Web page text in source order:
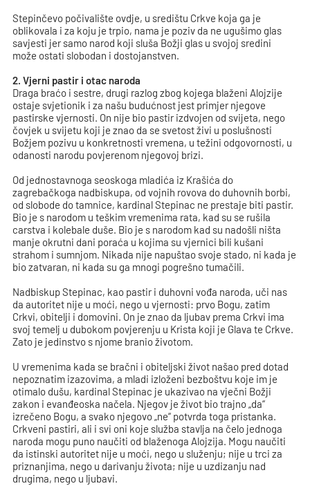
Stepinčevo počivalište ovdje, u središtu Crkve koja ga je
oblikovala i za koju je trpio, nama je poziv da ne ugušimo glas
savjesti jer samo narod koji sluša Božji glas u svojoj sredini
može ostati slobodan i dostojanstven.
2. Vjerni pastir i otac naroda
Draga braćo i sestre, drugi razlog zbog kojega blaženi Alojzije
ostaje svjetionik i za našu budućnost jest primjer njegove
pastirske vjernosti. On nije bio pastir izdvojen od svijeta, nego
čovjek u svijetu koji je znao da se svetost živi u poslušnosti
Božjem pozivu u konkretnosti vremena, u težini odgovornosti, u
odanosti narodu povjerenom njegovoj brizi.
Od jednostavnoga seoskoga mladića iz Krašića do
zagrebačkoga nadbiskupa, od vojnih rovova do duhovnih borbi,
od slobode do tamnice, kardinal Stepinac ne prestaje biti pastir.
Bio je s narodom u teškim vremenima rata, kad su se rušila
carstva i kolebale duše. Bio je s narodom kad su nadošli ništa
manje okrutni dani poraća u kojima su vjernici bili kušani
strahom i sumnjom. Nikada nije napuštao svoje stado, ni kada je
bio zatvaran, ni kada su ga mnogi pogrešno tumačili.
Nadbiskup Stepinac, kao pastir i duhovni vođa naroda, uči nas
da autoritet nije u moći, nego u vjernosti: prvo Bogu, zatim
Crkvi, obitelji i domovini. On je znao da ljubav prema Crkvi ima
svoj temelj u dubokom povjerenju u Krista koji je Glava te Crkve.
Zato je jedinstvo s njome branio životom.
U vremenima kada se bračni i obiteljski život našao pred dotad
nepoznatim izazovima, a mladi izloženi bezboštvu koje im je
otimalo dušu, kardinal Stepinac je ukazivao na vječni Božji
zakon i evanđeoska načela. Njegov je život bio trajno „da“
izrečeno Bogu, a svako njegovo „ne“ potvrda toga pristanka.
Crkveni pastiri, ali i svi oni koje služba stavlja na čelo jednoga
naroda mogu puno naučiti od blaženoga Alojzija. Mogu naučiti
da istinski autoritet nije u moći, nego u služenju; nije u trci za
priznanjima, nego u darivanju života; nije u uzdizanju nad
drugima, nego u ljubavi.